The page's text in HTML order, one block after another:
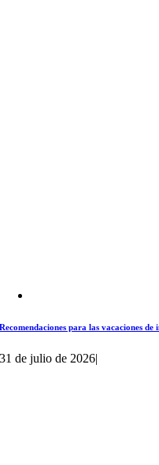
Recomendaciones para las vacaciones de
31 de julio de 2026|